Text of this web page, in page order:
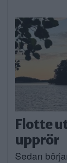
Flotte
upprör
Sedan